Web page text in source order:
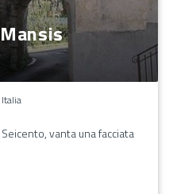
vanta una facciata